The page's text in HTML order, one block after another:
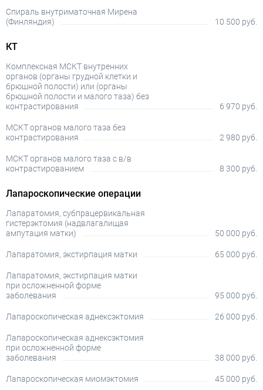
Спираль внутриматочная Мирена
(Финляндия)
10 500 руб.
КТ
Комплексная МСКТ внутренних
органов (органы грудной клетки и
брюшной полости) или (органы
брюшной полости и малого таза) без
контрастирования
6 970 руб.
МСКТ органов малого таза без
контрастирования
2 980 руб.
МСКТ органов малого таза с в/в
контрастированием
8 300 руб.
Лапароскопические операции
Лапаратомия, субпрацервикальная
гистерэктомия (надвлагалищая
ампутация матки)
50 000 руб.
Лапаратомия, экстирпация матки 65 000 руб.
Лапаратомия, экстирпация матки
при осложненной форме
заболевания
95 000 руб.
Лапароскопическая аднексэктомия 26 000 руб.
Лапароскопическая аднексэктомия
при осложненной форме
заболевания
38 000 руб.
Лапароскопическая миомэктомия 45 000 руб.